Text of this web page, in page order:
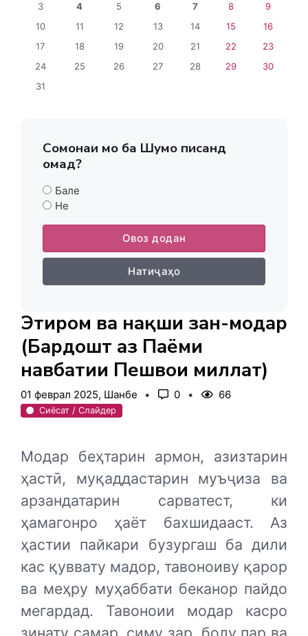
3
4 5 6 7 8
9
10
11 12 13 14 15
16
17
18 19 20 21 22
23
24
25 26 27 28 29
30
31
Сомонаи мо ба Шумо писанд
омад?
Бале
Не
Овоз додан
Натиҷаҳо
Эҳтиром ва нақши зан-модар
(Бардошт аз Паёми
навбатии Пешвои миллат)
01 феврал 2025, Шанбе 0 66
Сиёсат / Слайдер
Модар беҳтарин армон, азизтарин
ҳастӣ, муқаддастарин муъҷиза ва
арзандатарин сарватест, ки
ҳамагонро ҳаёт бахшидааст. Аз
ҳастии пайкари бузургаш ба дили
кас қуввату мадор, тавоноиву қарор
ва меҳру муҳаббати беканор пайдо
мегардад. Тавоноии модар касро